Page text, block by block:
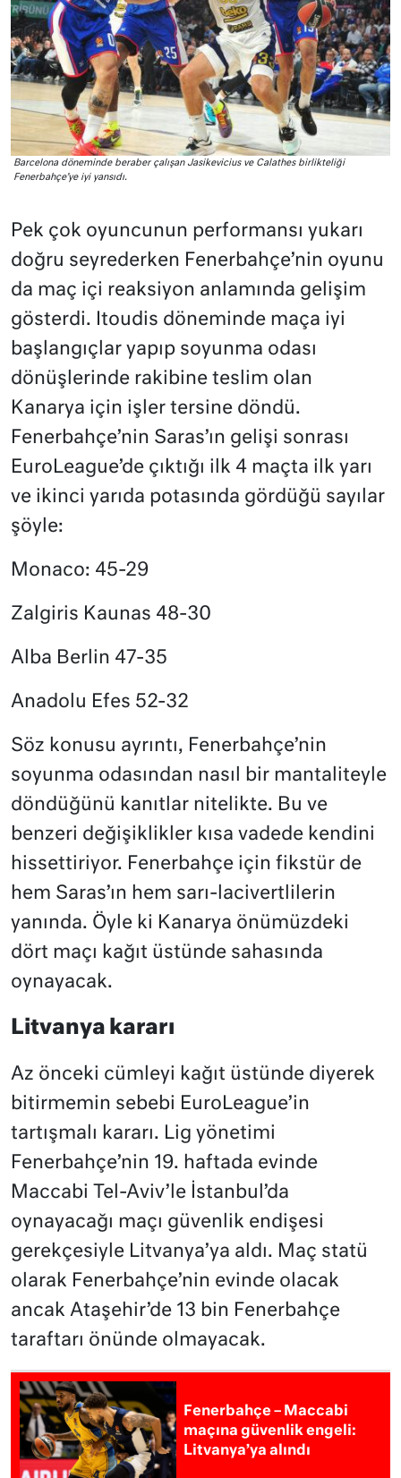
Barcelona döneminde beraber çalışan Jasikevicius ve Calathes birlikteliği
Fenerbahçe’ye iyi yansıdı.
Pek çok oyuncunun performansı yukarı
doğru seyrederken Fenerbahçe’nin oyunu
da maç içi reaksiyon anlamında gelişim
gösterdi. Itoudis döneminde maça iyi
başlangıçlar yapıp soyunma odası
dönüşlerinde rakibine teslim olan
Kanarya için işler tersine döndü.
Fenerbahçe’nin Saras’ın gelişi sonrası
EuroLeague’de çıktığı ilk 4 maçta ilk yarı
ve ikinci yarıda potasında gördüğü sayılar
şöyle:
Monaco: 45-29
Zalgiris Kaunas 48-30
Alba Berlin 47-35
Anadolu Efes 52-32
Söz konusu ayrıntı, Fenerbahçe’nin
soyunma odasından nasıl bir mantaliteyle
döndüğünü kanıtlar nitelikte. Bu ve
benzeri değişiklikler kısa vadede kendini
hissettiriyor. Fenerbahçe için fikstür de
hem Saras’ın hem sarı-lacivertlilerin
yanında. Öyle ki Kanarya önümüzdeki
dört maçı kağıt üstünde sahasında
oynayacak.
Litvanya kararı
Az önceki cümleyi kağıt üstünde diyerek
bitirmemin sebebi EuroLeague’in
tartışmalı kararı. Lig yönetimi
Fenerbahçe’nin 19. haftada evinde
Maccabi Tel-Aviv’le İstanbul’da
oynayacağı maçı güvenlik endişesi
gerekçesiyle Litvanya’ya aldı. Maç statü
olarak Fenerbahçe’nin evinde olacak
ancak Ataşehir’de 13 bin Fenerbahçe
taraftarı önünde olmayacak.
Fenerbahçe – Maccabi
maçına güvenlik engeli:
Litvanya’ya alındı